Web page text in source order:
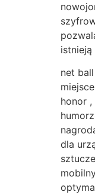
net
honor
dla